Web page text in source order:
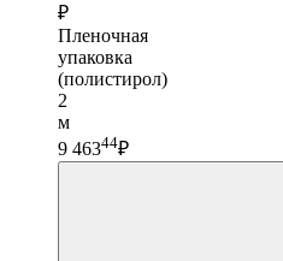
₽
Пленочная
упаковка
(полистирол)
2
м
9 46344₽